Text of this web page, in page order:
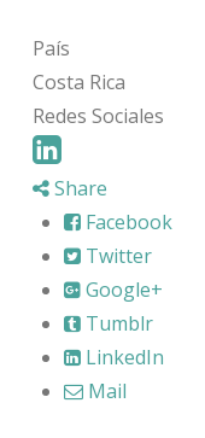
País
Costa Rica
Redes Sociales
Share
Facebook
Twitter
Google+
Tumblr
LinkedIn
Mail